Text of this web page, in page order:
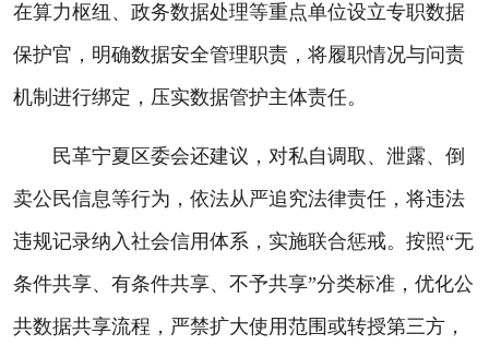
在算力枢纽、政务数据处理等重点单位设立专职数据
保护官，明确数据安全管理职责，将履职情况与问责
机制进行绑定，压实数据管护主体责任。
民革宁夏区委会还建议，对私自调取、泄露、倒
卖公民信息等行为，依法从严追究法律责任，将违法
违规记录纳入社会信用体系，实施联合惩戒。按照“无
条件共享、有条件共享、不予共享”分类标准，优化公
共数据共享流程，严禁扩大使用范围或转授第三方，